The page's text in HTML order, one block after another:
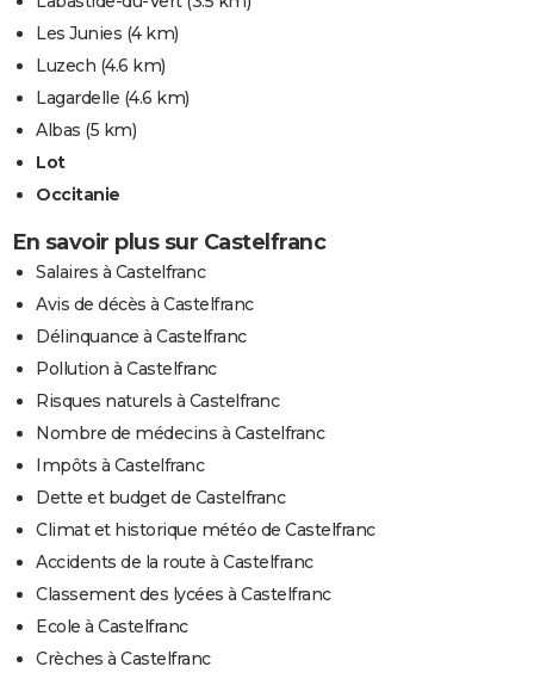
Les Junies (4 km)
Luzech (4.6 km)
Lagardelle (4.6 km)
Albas (5 km)
Lot
Occitanie
En savoir plus sur Castelfranc
Salaires à Castelfranc
Avis de décès à Castelfranc
Délinquance à Castelfranc
Pollution à Castelfranc
Risques naturels à Castelfranc
Nombre de médecins à Castelfranc
Impôts à Castelfranc
Dette et budget de Castelfranc
Climat et historique météo de Castelfranc
Accidents de la route à Castelfranc
Classement des lycées à Castelfranc
Ecole à Castelfranc
Crèches à Castelfranc